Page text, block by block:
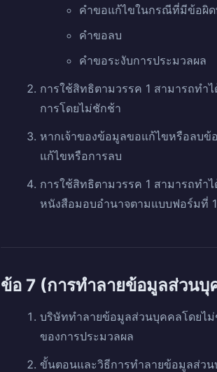
คำขอแก้ไขในกรณีที่มีข้อผิ
คำขอลบ
คำขอระงับการประมวลผล
การใช้สิทธิตามวรรค 1 สามารถทำ
การโดยไม่ชักช้า
หากเจ้าของข้อมูลขอแก้ไขหรือลบ
แก้ไขหรือการลบ
การใช้สิทธิตามวรรค 1 สามารถท
หนังสือมอบอำนาจตามแบบฟอร์มที่
ข้อ 7 (การทำลายข้อมูลส่วนบุ
บริษัททำลายข้อมูลส่วนบุคคลโดยไม่
ของการประมวลผล
ขั้นตอนและวิธีการทำลายข้อมูลส่ว